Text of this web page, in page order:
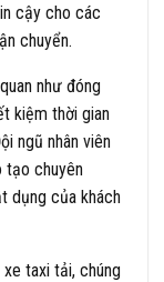
cậy cho các
chuyển.
như đóng
kiệm thời gian
ngũ nhân viên
tạo chuyên
dụng của khách
taxi tải, chúng